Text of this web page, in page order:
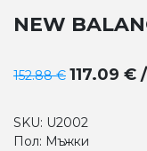
NEW
152.88 € 117.09 €
SKU: U2002
Пол: Мъжки